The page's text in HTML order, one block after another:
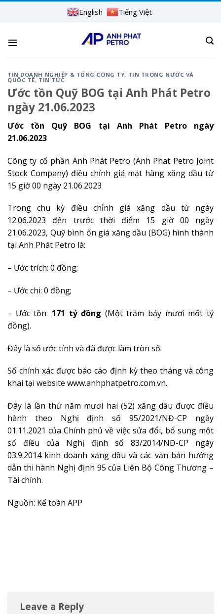
English Tiếng Việt
TIN DOANH NGHIỆP & TỔNG CÔNG TY, TIN TRONG NƯỚC VÀ
QUỐC TẾ, TIN TỨC
Ước tồn Quỹ BOG tại Anh Phát Petro
ngày 21.06.2023
Ước tồn Quỹ BOG tại Anh Phát Petro ngày
21.06.2023
Công ty cổ phần Anh Phát Petro (Anh Phat Petro Joint
Stock Company) điều chỉnh giá mặt hàng xăng dầu từ
15 giờ 00 ngày 21.06.2023
Trong chu kỳ điều chỉnh giá xăng dầu từ ngày
12.06.2023 đến trước thời điểm 15 giờ 00 ngày
21.06.2023, Quỹ bình ổn giá xăng dầu (BOG) hình thành
tại Anh Phát Petro là:
– Ước trích: 0 đồng;
– Ước chi: 0 đồng;
– Ước tồn: 171 tỷ đồng (Một trăm bảy mươi mốt tỷ
đồng).
Đây là số ước tính và đã được làm tròn số.
Số chính xác được báo cáo định kỳ theo tháng và công
khai tại website www.anhphatpetro.com.vn.
Đây là lần thứ năm mươi hai (52) xăng dầu được điều
hành theo Nghị định số 95/2021/NĐ-CP ngày
01.11.2021 của Chính phủ về việc sửa đổi, bổ sung một
số điều của Nghị định số 83/2014/NĐ-CP ngày
03.9.2014 kinh doanh xăng dầu và các văn bản hướng
dẫn thi hành Nghị định 95 của Liên Bộ Công Thương –
Tài chính.
Nguồn: Kế toán APP
Leave a Reply